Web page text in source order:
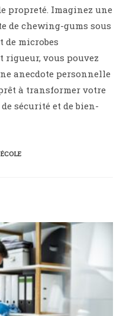
propreté. Imaginez une
de chewing-gums sous
de microbes
rigueur, vous pouvez
anecdote personnelle
à transformer votre
sécurité et de bien-